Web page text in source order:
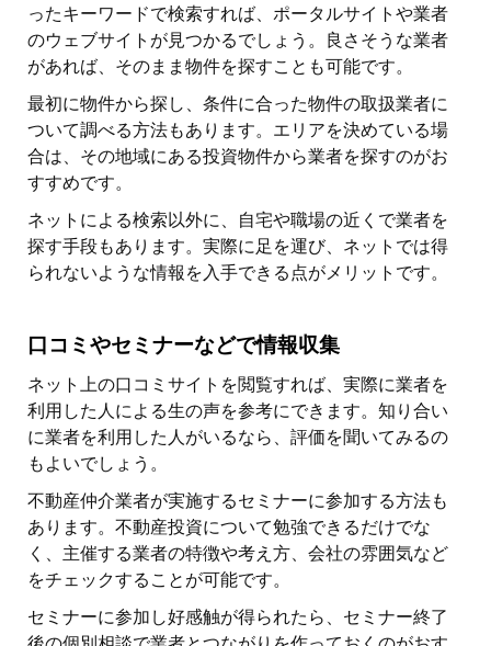
ったキーワードで検索すれば、ポータルサイトや業者
のウェブサイトが見つかるでしょう。良さそうな業者
があれば、そのまま物件を探すことも可能です。
最初に物件から探し、条件に合った物件の取扱業者に
ついて調べる方法もあります。エリアを決めている場
合は、その地域にある投資物件から業者を探すのがお
すすめです。
ネットによる検索以外に、自宅や職場の近くで業者を
探す手段もあります。実際に足を運び、ネットでは得
られないような情報を入手できる点がメリットです。
口コミやセミナーなどで情報収集
ネット上の口コミサイトを閲覧すれば、実際に業者を
利用した人による生の声を参考にできます。知り合い
に業者を利用した人がいるなら、評価を聞いてみるの
もよいでしょう。
不動産仲介業者が実施するセミナーに参加する方法も
あります。不動産投資について勉強できるだけでな
く、主催する業者の特徴や考え方、会社の雰囲気など
をチェックすることが可能です。
セミナーに参加し好感触が得られたら、セミナー終了